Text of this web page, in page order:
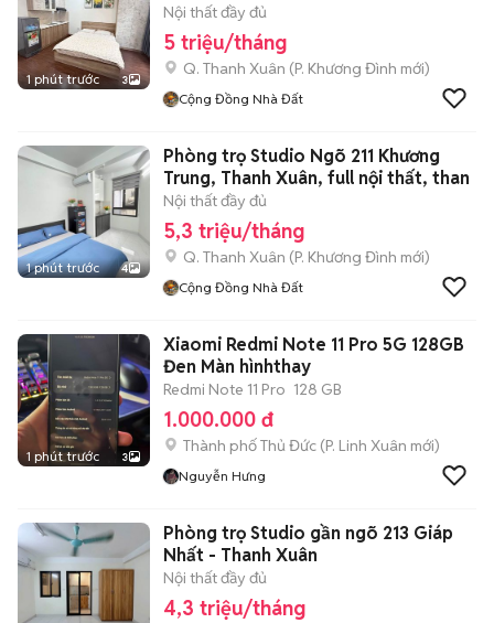
1 phút trước 3
Nội thất đầy đủ
5 triệu/tháng
Q. Thanh Xuân (P. Khương Đình mới)
Cộng Đồng Nhà Đất
1 phút trước 4
Phòng trọ Studio Ngõ 211 Khương
Trung, Thanh Xuân, full nội thất, than
Nội thất đầy đủ
5,3 triệu/tháng
Q. Thanh Xuân (P. Khương Đình mới)
Cộng Đồng Nhà Đất
1 phút trước 3
Xiaomi Redmi Note 11 Pro 5G 128GB
Đen Màn hìnhthay
Redmi Note 11 Pro 128 GB
1.000.000 đ
Thành phố Thủ Đức (P. Linh Xuân mới)
Nguyễn Hưng
Phòng trọ Studio gần ngõ 213 Giáp
Nhất - Thanh Xuân
Nội thất đầy đủ
4,3 triệu/tháng